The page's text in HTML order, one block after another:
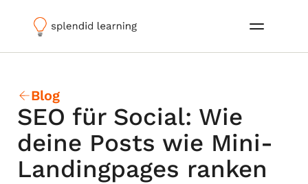
Blog
SEO für Social: Wie
deine Posts wie Mini-
Landingpages ranken